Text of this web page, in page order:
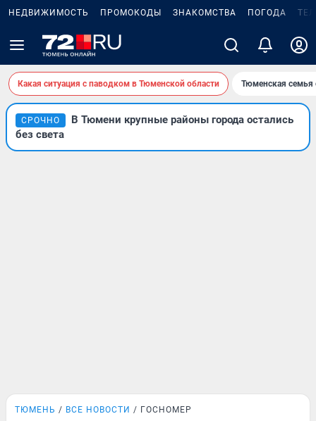
НЕДВИЖИМОСТЬ ПРОМОКОДЫ ЗНАКОМСТВА ПОГОДА
Какая ситуация с паводком в Тюменской области Тюменская семья
СРОЧНО
В Тюмени крупные районы города остались
без света
ТЮМЕНЬ ВСЕ НОВОСТИ ГОСНОМЕР